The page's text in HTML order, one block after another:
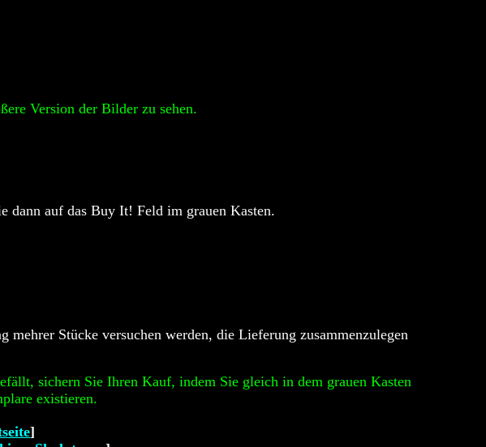
Version der Bilder zu sehen.
dann auf das Buy It! Feld im grauen Kasten.
Stücke versuchen werden, die Lieferung zusammenzulegen
sichern Sie Ihren Kauf, indem Sie gleich in dem grauen Kasten
existieren.
]